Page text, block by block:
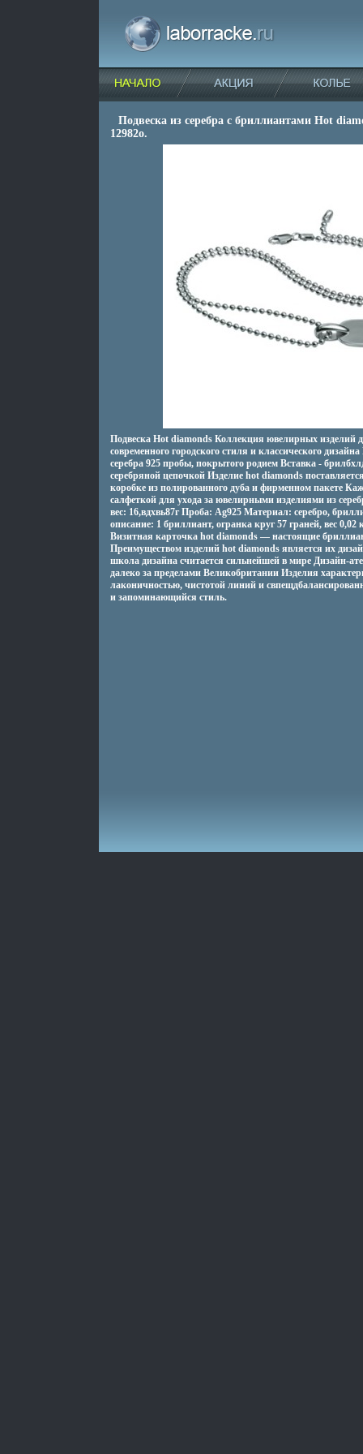
Подвеска из серебра с бриллиантами Hot
12982o.
Подвеска Hot diamonds Коллекция ювелирных изделий
современного городского стиля и классического
серебра 925 пробы, покрытого родием Вставка -
серебряной цепочкой Изделие hot diamonds
коробке из полированного дуба и фирменном пакете
салфеткой для ухода за ювелирными изделиями из
вес: 16,вдхвь87г Проба: Ag925 Материал: серебро,
описание: 1 бриллиант, огранка круг 57 граней, вес 0,02
Визитная карточка hot diamonds — настоящие
Преимуществом изделий hot diamonds является их
школа дизайна считается сильнейшей в мире Дизайн-
далеко за пределами Великобритании Изделия
лаконичностью, чистотой линий и
и запоминающийся стиль.